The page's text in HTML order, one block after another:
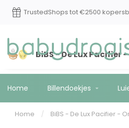
TrustedShops tot €2500
Home Billendoekjes
Home / BiBS - De Lux Pacifier -
BiBS - De Lux Pacifier